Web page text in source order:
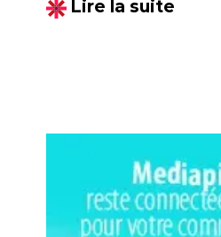
mesurer la satisfaction
Lire la suite